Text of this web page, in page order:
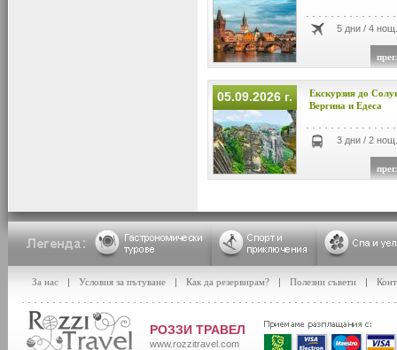
5 дни / 4 нощ.
05.09.2026 г.
Екскурзия до
Вергина и Едеса
3 дни / 2 нощ.
За нас | Условия за пътуване | Как да резервирам? | Полезни съвети |
РОЗЗИ ТРАВЕЛ
www.rozzitravel.com